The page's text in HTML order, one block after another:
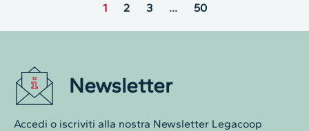
1 2 3 … 50
Newsletter
Accedi o iscriviti alla nostra Newsletter Legacoop